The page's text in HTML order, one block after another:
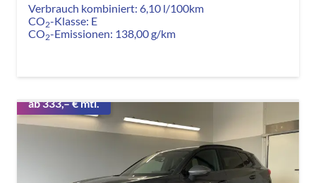
Verbrauch kombiniert: 6,10 l/100km
CO2-Klasse: E
CO2-Emissionen: 138,00 g/km
ab 333,– € mtl.